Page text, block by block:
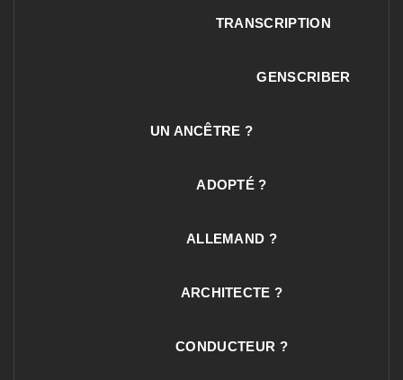
TRANSCRIPTION
GENSCRIBER
UN ANCÊTRE ?
ADOPTÉ ?
ALLEMAND ?
ARCHITECTE ?
CONDUCTEUR ?